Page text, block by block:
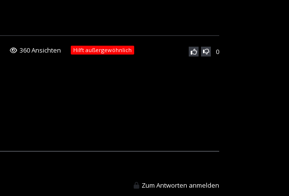
360 Ansichten Hilft außergewöhnlich 0
Zum Antworten anmelden